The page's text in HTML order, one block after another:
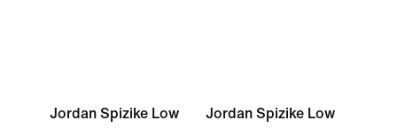
Jordan Spizike Low
Jordan Spizike Low